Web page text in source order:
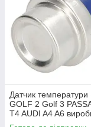
Датчик температури
GOLF 2 Golf 3
T4 AUDI A4 A6
Topran Німеччина